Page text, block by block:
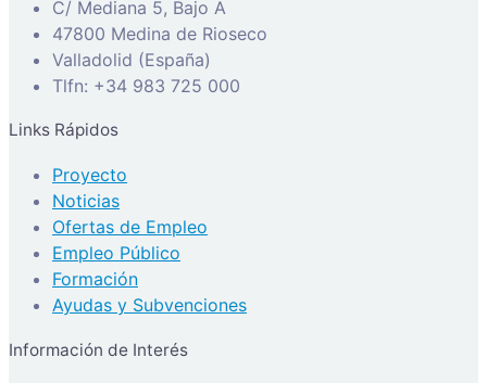
C/ Mediana 5, Bajo A
47800 Medina de Rioseco
Valladolid (España)
Tlfn: +34 983 725 000
Links Rápidos
Proyecto
Noticias
Ofertas de Empleo
Empleo Público
Formación
Ayudas y Subvenciones
Información de Interés